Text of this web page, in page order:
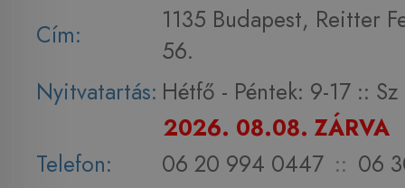
Cím:
1135 Budapest, Reitter
56.
Nyitvatartás: Hétfő - Péntek: 9-17 :: Sz
2026. 08.08. ZÁRVA
Telefon:
06 20 994 0447 :: 06